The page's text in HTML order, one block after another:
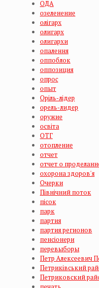
ОДА
озеленение
олігарх
олигарх
олигархи
опалення
оппоблок
оппозиция
опрос
опыт
Оріль-лідер
орель-лидер
оружие
освіта
ОТГ
отопление
отчет
отчет о
охорона здоров'я
Очерки
Північний поток
пісок
парк
партия
партия регионов
пенсіонери
перевыборы
Петр Алексеевич
Петриківський
Петриковский